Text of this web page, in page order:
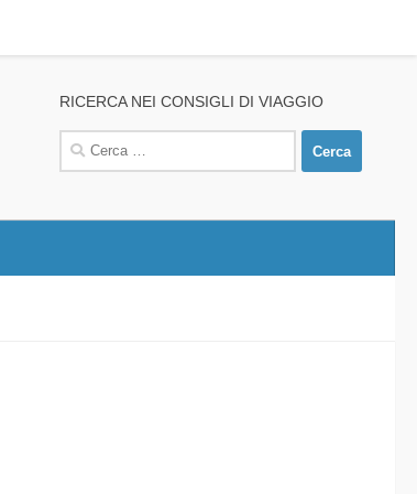
RICERCA NEI CONSIGLI DI VIAGGIO
Ricerca
per: